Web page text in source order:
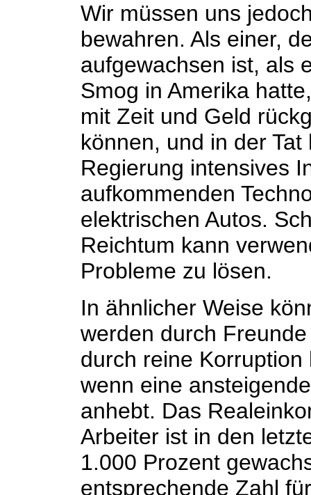
Wir müssen uns
bewahren. Als einer,
aufgewachsen ist, als
Smog in Amerika
mit Zeit und Geld
können, und in der
Regierung intensives
aufkommenden
elektrischen Autos.
Reichtum kann
Probleme zu lösen.
In ähnlicher Weise
werden durch
durch reine
wenn eine
anhebt. Das
Arbeiter ist in den
1.000 Prozent
entsprechende Zahl